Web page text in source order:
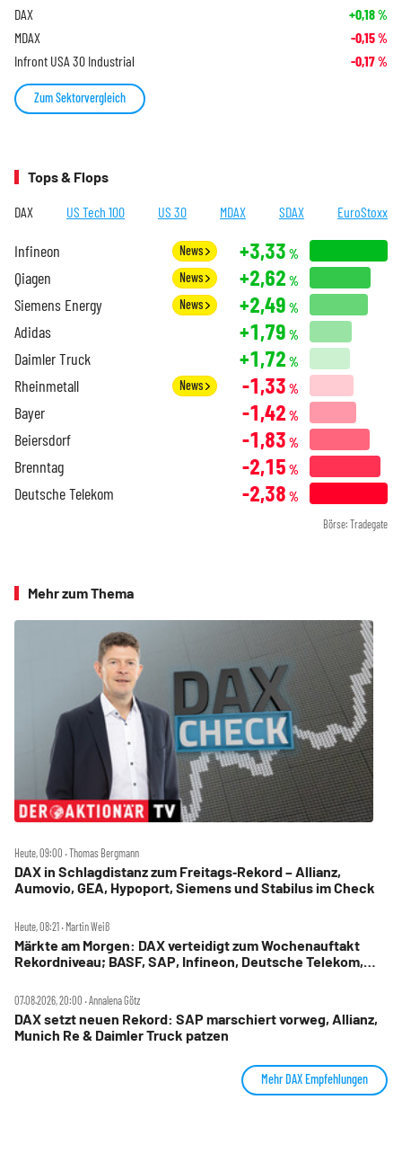
DAX +0,18%
MDAX -0,15%
Infront USA 30 Industrial -0,17%
Zum Sektorvergleich
Tops & Flops
DAX US Tech 100 US 30 MDAX SDAX EuroStoxx
Infineon News +3,33 %
Qiagen News +2,62 %
Siemens Energy News +2,49 %
Adidas +1,79 %
Daimler Truck +1,72 %
Rheinmetall News -1,33 %
Bayer -1,42 %
Beiersdorf -1,83 %
Brenntag -2,15 %
Deutsche Telekom -2,38 %
Börse: Tradegate
Mehr zum Thema
Heute, 09:00 ‧ Thomas Bergmann
DAX in Schlagdistanz zum Freitags‑Rekord – Allianz,
Aumovio, GEA, Hypoport, Siemens und Stabilus im Check
Heute, 08:21 ‧ Martin Weiß
Märkte am Morgen: DAX verteidigt zum Wochenauftakt
Rekordniveau; BASF, SAP, Infineon, Deutsche Telekom,
07.08.2026, 20:00 ‧ Annalena Götz
DAX setzt neuen Rekord: SAP marschiert vorweg, Allianz,
Munich Re & Daimler Truck patzen
Mehr DAX Empfehlungen